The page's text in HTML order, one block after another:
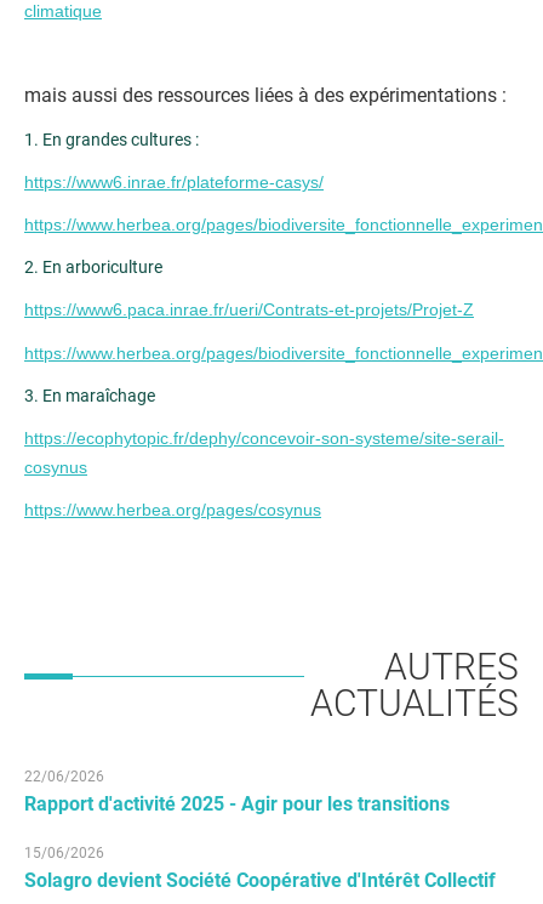
climatique
mais aussi des ressources liées à des expérimentations :
1. En grandes cultures :
https://www6.inrae.fr/plateforme-casys/
https://www.herbea.org/pages/
2. En arboriculture
https://www6.paca.inrae.fr/ueri/Contrats-et-projets/Projet-Z
https://www.herbea.org/pages/
3. En maraîchage
https://ecophytopic.fr/dephy/concevoir-son-systeme/site-serail-
cosynus
https://www.herbea.org/pages/cosynus
AUTRES
ACTUALITÉS
22/06/2026
Rapport d'activité 2025 - Agir pour les transitions
15/06/2026
Solagro devient Société Coopérative d'Intérêt Collectif